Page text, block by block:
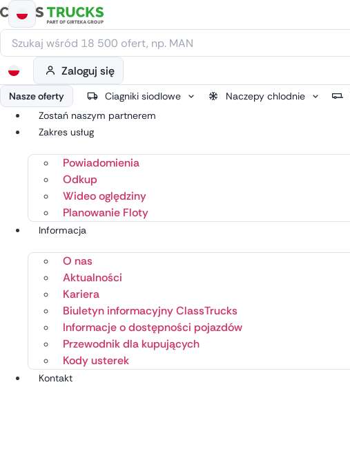
Przejdź
do
treści
Zaloguj się
Nasze oferty Ciagniki siodlowe Naczepy chlodnie
Zostań naszym partnerem
Zakres usług
Powiadomienia
Odkup
Wideo oględziny
Planowanie Floty
Informacja
O nas
Aktualności
Kariera
Biuletyn informacyjny ClassTrucks
Informacje o dostępności pojazdów
Przewodnik dla kupujących
Kody usterek
Kontakt